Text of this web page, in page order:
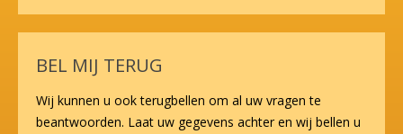
BEL MIJ TERUG
Wij kunnen u ook terugbellen om al uw vragen te
beantwoorden. Laat uw gegevens achter en wij bellen u